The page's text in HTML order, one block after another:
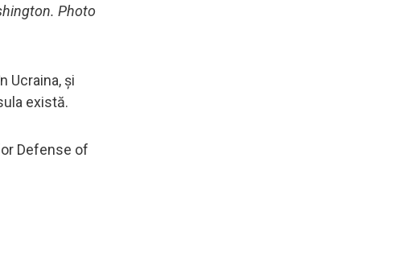
Photo
Ucraina, și
există.
Defense of